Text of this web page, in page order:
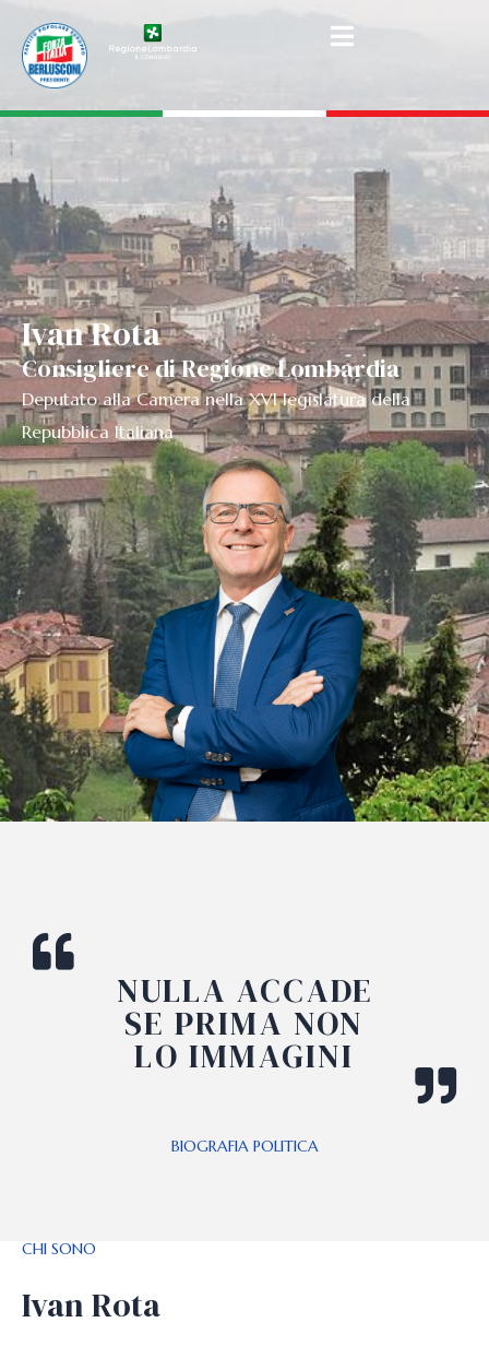
Ivan Rota
Consigliere di Regione Lombardia
Deputato alla Camera nella XVI legislatura della
Repubblica Italiana
NULLA ACCADE
SE PRIMA NON
LO IMMAGINI
BIOGRAFIA POLITICA
CHI SONO
Ivan Rota